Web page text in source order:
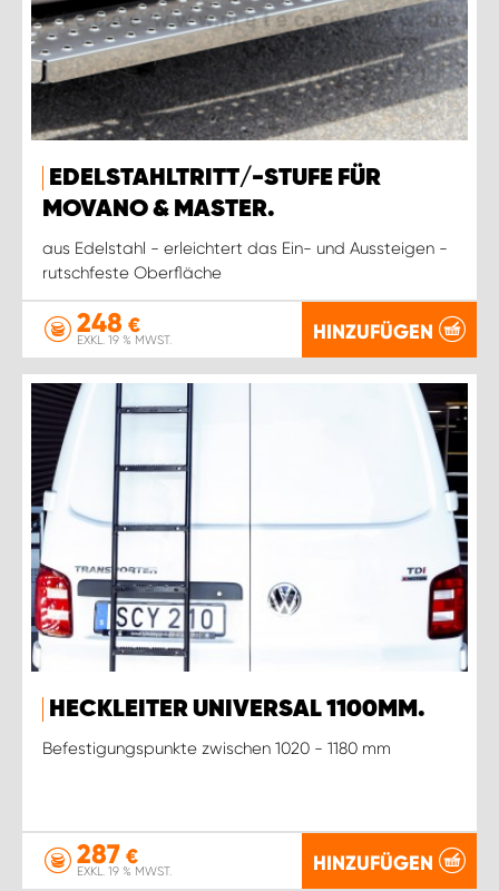
EDELSTAHLTRITT/-STUFE FÜR
MOVANO & MASTER.
aus Edelstahl - erleichtert das Ein- und Aussteigen -
rutschfeste Oberfläche
248 €
EXKL. 19 % MWST. HINZUFÜGEN
HECKLEITER UNIVERSAL 1100MM.
Befestigungspunkte zwischen 1020 - 1180 mm
287 €
EXKL. 19 % MWST. HINZUFÜGEN